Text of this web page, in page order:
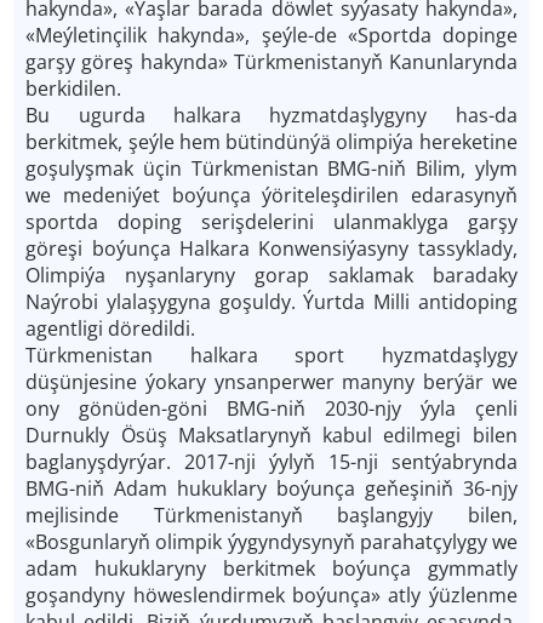
hakynda», «Ýaşlar barada döwlet syýasaty hakynda»,
«Meýletinçilik hakynda», şeýle-de «Sportda dopinge
garşy göreş hakynda» Türkmenistanyň Kanunlarynda
berkidilen.
Bu ugurda halkara hyzmatdaşlygyny has-da
berkitmek, şeýle hem bütindünýä olimpiýa hereketine
goşulyşmak üçin Türkmenistan BMG-niň Bilim, ylym
we medeniýet boýunça ýöriteleşdirilen edarasynyň
sportda doping serişdelerini ulanmaklyga garşy
göreşi boýunça Halkara Konwensiýasyny tassyklady,
Olimpiýa nyşanlaryny gorap saklamak baradaky
Naýrobi ylalaşygyna goşuldy. Ýurtda Milli antidoping
agentligi döredildi.
Türkmenistan halkara sport hyzmatdaşlygy
düşünjesine ýokary ynsanperwer manyny berýär we
ony gönüden-göni BMG-niň 2030-njy ýyla çenli
Durnukly Ösüş Maksatlarynyň kabul edilmegi bilen
baglanyşdyrýar. 2017-nji ýylyň 15-nji sentýabrynda
BMG-niň Adam hukuklary boýunça geňeşiniň 36-njy
mejlisinde Türkmenistanyň başlangyjy bilen,
«Bosgunlaryň olimpik ýygyndysynyň parahatçylygy we
adam hukuklaryny berkitmek boýunça gymmatly
goşandyny höweslendirmek boýunça» atly ýüzlenme